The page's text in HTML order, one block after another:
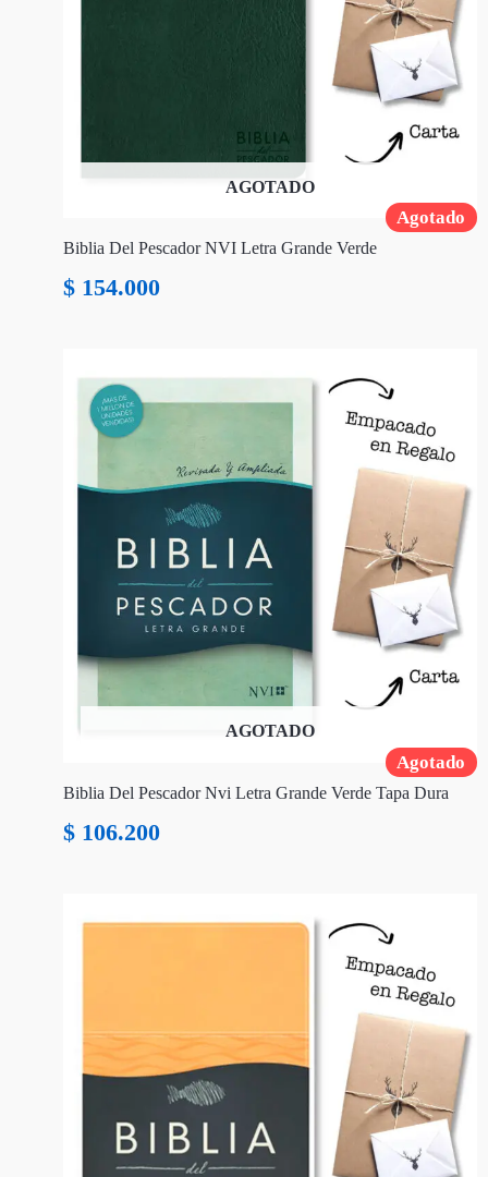
Agotado
AGOTADO
Biblia Del Pescador NVI Letra Grande Verde
$ 154.000
Agotado
AGOTADO
Biblia Del Pescador Nvi Letra Grande Verde Tapa Dura
$ 106.200